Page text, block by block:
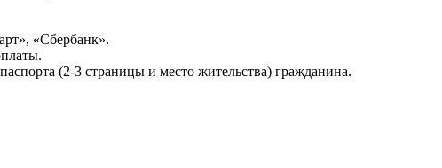
«Сбербанк».
(2-3 страницы и место жительства) гражданина.